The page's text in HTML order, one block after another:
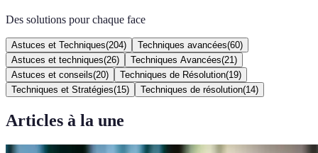
Des solutions pour chaque face
Astuces et Techniques(204) Techniques avancées(60)
Astuces et techniques(26) Techniques Avancées(21 )
Astuces et conseils(20) Techniques de Résolution(19)
Techniques et Stratégies(15) Techniques de résolution(14)
Articles à la une